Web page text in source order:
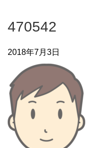
470542
2018年7月3日